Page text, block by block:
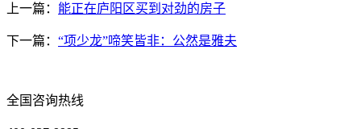
上一篇： 能正在庐阳区买到对劲的房子
下一篇： “项少龙”啼笑皆非：公然是雅夫
全国咨询热线